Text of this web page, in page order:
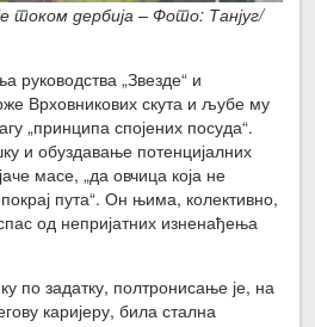
током дербија – Фото: Танјуг/
руководства „Звезде“ и
Врховникових скута и љубе му
„принципа спојених посуда“.
и обуздавање потенцијалних
масе, „да овчица која не
пута“. Он њима, колективно,
од непријатних изненађења
по задатку, полтронисање је, на
каријеру, била стална